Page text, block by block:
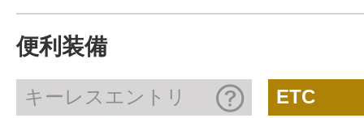
便利装備
キーレスエントリ ETC